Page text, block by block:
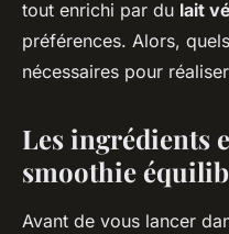
tout enrichi par du lait
préférences. Alors, quels
nécessaires pour
Les ingrédients
smoothie
Avant de vous lancer